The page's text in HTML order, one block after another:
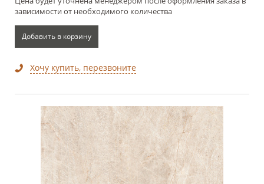
зависимости от необходимого количества
Добавить в корзину
Хочу купить, перезвоните